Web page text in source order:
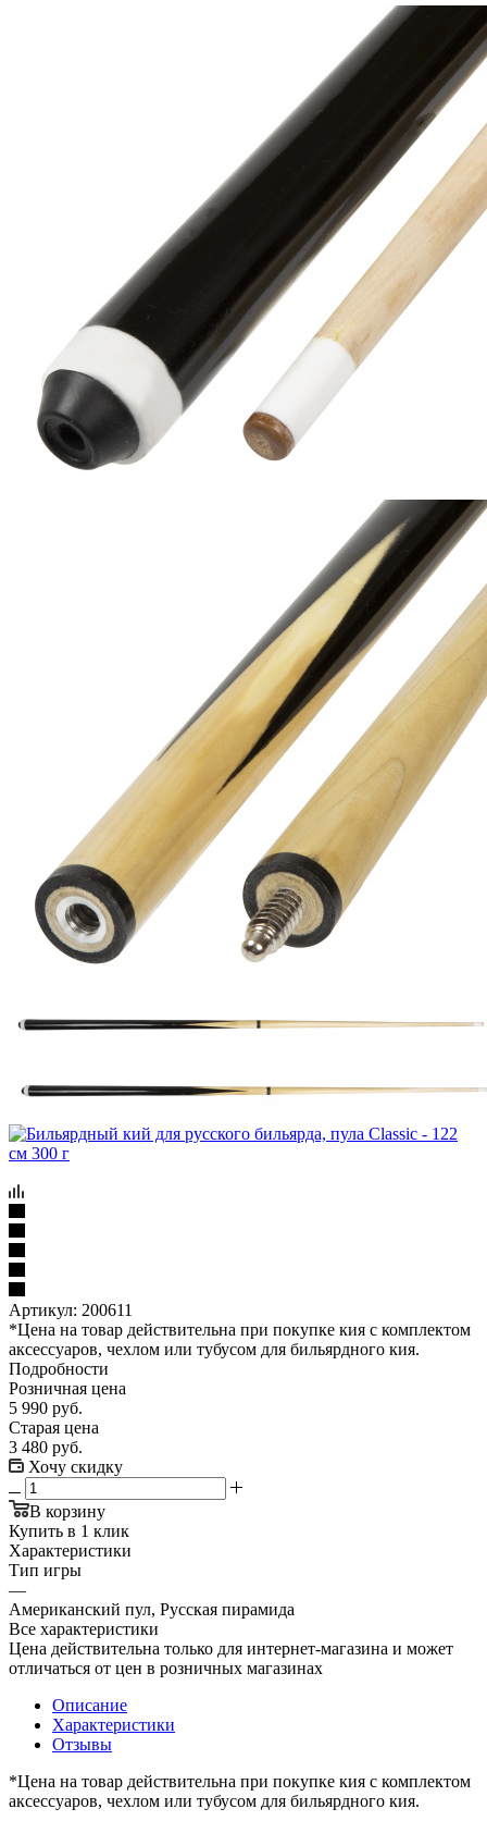
Артикул: 200611
*Цена на товар действительна при покупке кия с комплектом
аксессуаров, чехлом или тубусом для бильярдного кия.
Подробности
Розничная цена
5 990 руб.
Старая цена
3 480 руб.
Хочу скидку
В корзину
Купить в 1 клик
Характеристики
Тип игры
—
Американский пул, Русская пирамида
Все характеристики
Цена действительна только для интернет-магазина и может
отличаться от цен в розничных магазинах
Описание
Характеристики
Отзывы
*Цена на товар действительна при покупке кия с комплектом
аксессуаров, чехлом или тубусом для бильярдного кия.